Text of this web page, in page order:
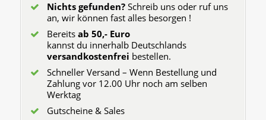
Nichts gefunden?Schreib uns oder ruf uns
an, wir können fast alles besorgen !
Bereits ab 50,- Euro
kannst du innerhalb Deutschlands
versandkostenfrei bestellen.
Schneller Versand – Wenn Bestellung und
Zahlung vor 12.00 Uhr noch am selben
Werktag
Gutscheine & Sales